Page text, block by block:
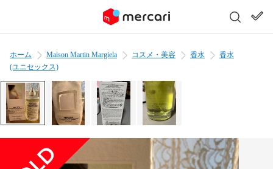
ホーム Maison Martin Margiela コスメ・美容 香水
香水
(ユニセックス)